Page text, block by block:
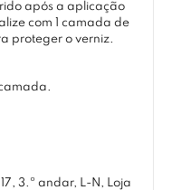
após a aplicação
com 1 camada de
proteger o verniz.
3.º andar, L-N, Loja